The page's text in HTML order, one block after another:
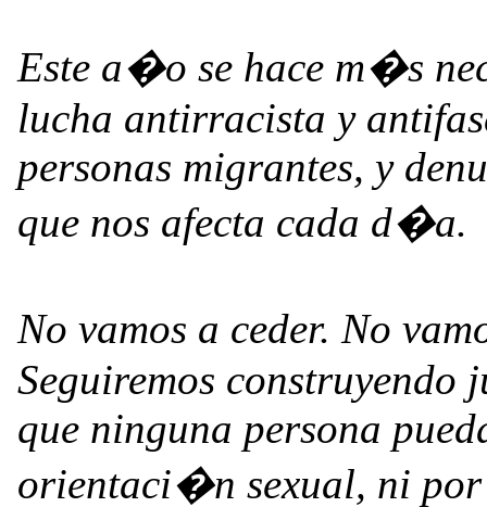
Este a�o se hace m�s
lucha antirracista y
personas migrantes, y
que nos afecta cada d�a.
No vamos a ceder. No
Seguiremos construyendo
que ninguna persona
orientaci�n sexual, ni